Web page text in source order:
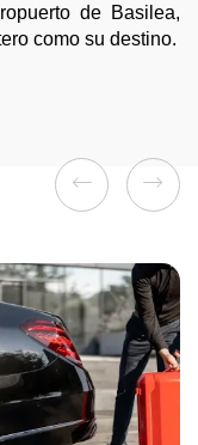
de Basilea,
como su destino.
Previous Next